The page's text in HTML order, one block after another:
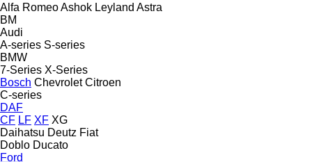
Alfa RomeoAshok Leyland Astra
BM
Audi
A-series S-series
BMW
7-Series X-Series
Bosch Chevrolet Citroen
C-series
DAF
CF LF XF XG
Daihatsu Deutz Fiat
Doblo Ducato
Ford